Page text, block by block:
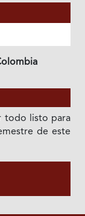
todo listo para
de este